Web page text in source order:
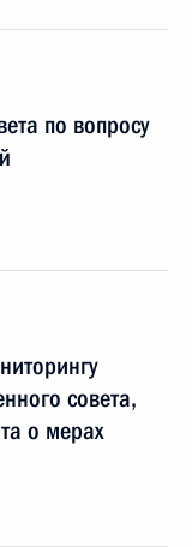
по вопросу
совета,
о мерах